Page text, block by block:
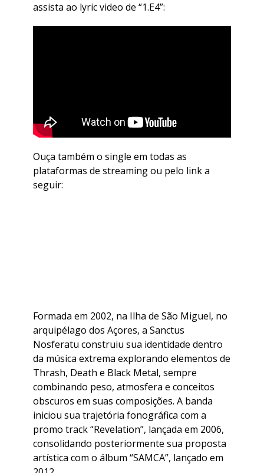
assista ao lyric video de “1.E4”:
Ouça também o single em todas as
plataformas de streaming ou pelo link a
seguir:
Formada em 2002, na Ilha de São Miguel, no
arquipélago dos Açores, a Sanctus
Nosferatu construiu sua identidade dentro
da música extrema explorando elementos de
Thrash, Death e Black Metal, sempre
combinando peso, atmosfera e conceitos
obscuros em suas composições. A banda
iniciou sua trajetória fonográfica com a
promo track “Revelation”, lançada em 2006,
consolidando posteriormente sua proposta
artística com o álbum “SAMCA”, lançado em